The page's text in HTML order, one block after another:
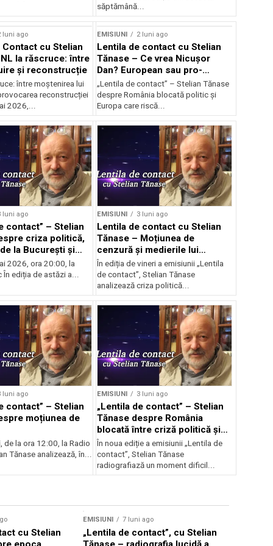
săptămână...
luni ago
Contact cu Stelian
la răscruce: între
și reconstrucție
între moștenirea lui
reconstrucției
2026,...
EMISIUNI 2 luni ago
Lentila de contact cu Stelian
Tănase – Ce vrea Nicușor
Dan? European sau pro-
occidental?
„Lentila de contact” – Stelian Tănase
despre România blocată politic și
Europa care riscă...
luni ago
contact” – Stelian
criza politică,
la București și
lui Bolojan
2026, ora 20:00, la
ediția de astăzi a...
EMISIUNI 3 luni ago
Lentila de contact cu Stelian
Tănase – Moțiunea de
cenzură și medierile lui
Nicușor
În ediția de vineri a emisiunii „Lentila
de contact”, Stelian Tănase
analizează criza politică...
luni ago
contact” – Stelian
moțiunea de
de la ora 12:00, la Radio
Tănase analizează, în...
EMISIUNI 3 luni ago
„Lentila de contact” – Stelian
Tănase despre România
blocată între criză politică și
scumpiri
În noua ediție a emisiunii „Lentila de
contact”, Stelian Tănase
radiografiază un moment dificil...
cu Stelian
EMISIUNI 7 luni ago
„Lentila de contact”, cu Stelian